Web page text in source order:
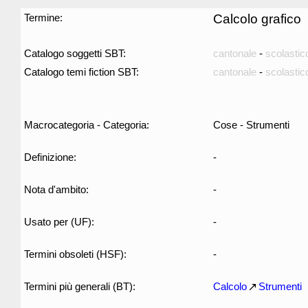
Termine: Calcolo grafico
Catalogo soggetti SBT: cantonale -
Catalogo temi fiction SBT:
cantonale -
Macrocategoria - Categoria: Cose - Strumenti
Definizione: -
Nota d'ambito: -
Usato per (UF): -
Termini obsoleti (HSF): -
Termini più generali (BT): Calcolo Strumenti